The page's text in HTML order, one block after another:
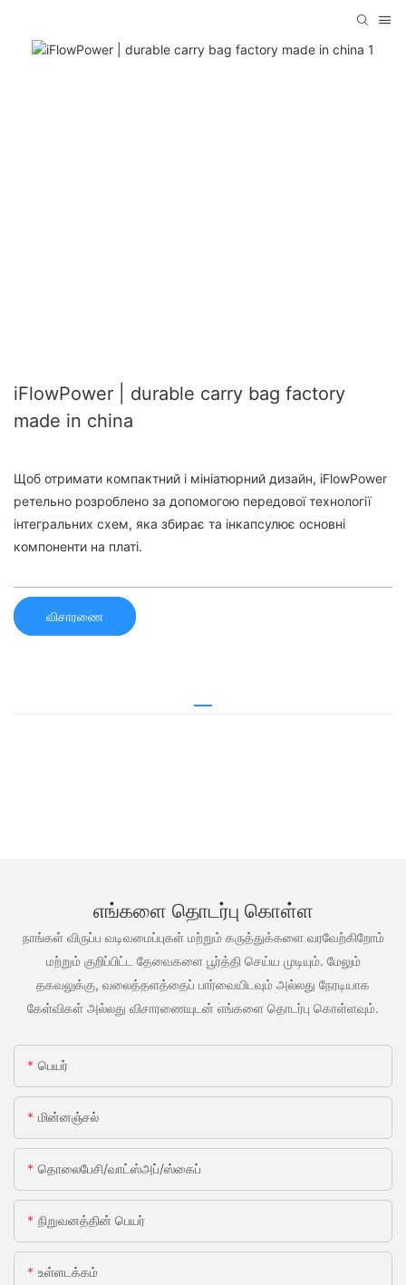
iFlowPower | durable carry bag factory
made in china
Щоб отримати компактний і мініатюрний дизайн, iFlowPower
ретельно розроблено за допомогою передової технології
інтегральних схем, яка збирає та інкапсулює основні
компоненти на платі.
விசாரணை
எங்களை தொடர்பு கொள்ள
நாங்கள் விருப்ப வடிவமைப்புகள் மற்றும் கருத்துக்களை வரவேற்கிறோம்
மற்றும் குறிப்பிட்ட தேவைகளை பூர்த்தி செய்ய முடியும். மேலும்
தகவலுக்கு, வலைத்தளத்தைப் பார்வையிடவும் அல்லது நேரடியாக
கேள்விகள் அல்லது விசாரணையுடன் எங்களை தொடர்பு கொள்ளவும்.
பெயர்
மின்னஞ்சல்
தொலைபேசி/வாட்ஸ்அப்/ஸ்கைப்
நிறுவனத்தின் பெயர்
உள்ளடக்கம்